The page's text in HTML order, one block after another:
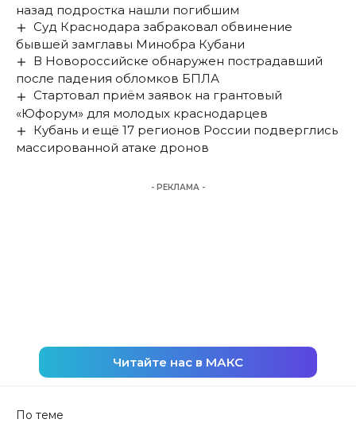
назад подростка нашли погибшим
Суд Краснодара забраковал обвинение
бывшей замглавы Минобра Кубани
В Новороссийске обнаружен пострадавший
после падения обломков БПЛА
Стартовал приём заявок на грантовый
«Юфорум» для молодых краснодарцев
Кубань и ещё 17 регионов России подверглись
массированной атаке дронов
- РЕКЛАМА -
Читайте нас в МАКС
По теме